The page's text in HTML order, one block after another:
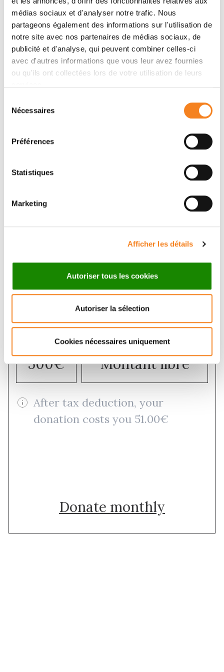
médias sociaux et d'analyser notre trafic. Nous
partageons également des informations sur l'utilisation de
notre site avec nos partenaires de médias sociaux, de
publicité et d'analyse, qui peuvent combiner celles-ci
avec d'autres informations que vous leur avez fournies
ou qu'ils ont collectées lors de votre utilisation de leurs
Nécessaires
Préférences
Statistiques
Marketing
Afficher les détails
Autoriser tous les cookies
Autoriser la sélection
Cookies nécessaires uniquement
Institut Curie, the leading
Make a donation
50€ 100€ 150€
500€ Montant libre
After tax deduction, your
donation costs you 51.00€
Donate monthly